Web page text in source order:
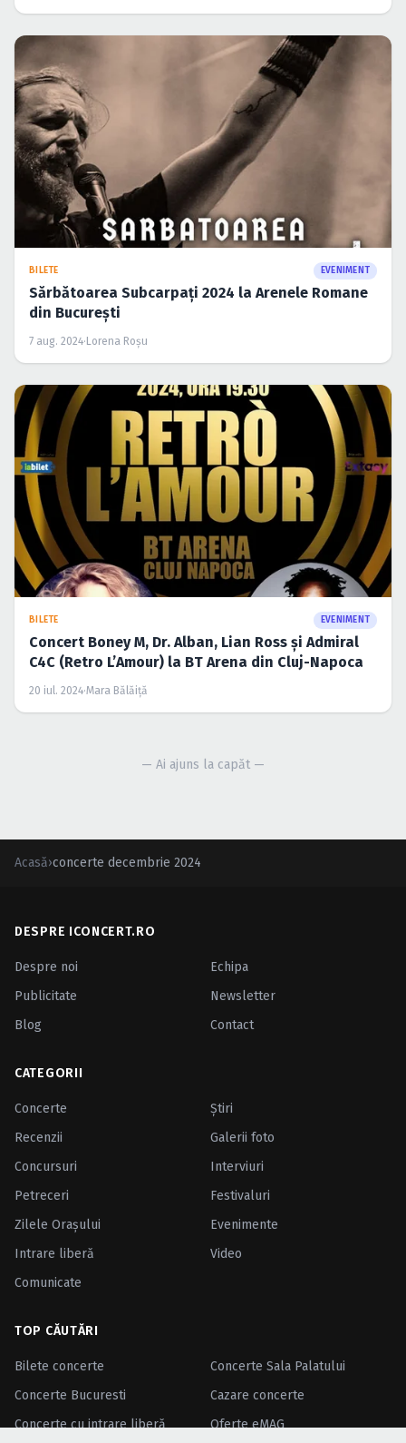
BILETE EVENIMENT
Sărbătoarea Subcarpați 2024 la Arenele Romane
din București
7 aug. 2024· Lorena Roșu
BILETE EVENIMENT
Concert Boney M, Dr. Alban, Lian Ross și Admiral
C4C (Retro L’Amour) la BT Arena din Cluj-Napoca
20 iul. 2024·Mara Bălăiță
— Ai ajuns la capăt —
Acasă›concerte decembrie 2024
DESPRE ICONCERT.RO
Despre noi
Echipa
Publicitate
Newsletter
Blog
Contact
CATEGORII
Concerte
Ştiri
Recenzii
Galerii foto
Concursuri
Interviuri
Petreceri
Festivaluri
Zilele Oraşului
Evenimente
Intrare liberă
Video
Comunicate
TOP CĂUTĂRI
Bilete concerte
Concerte Sala Palatului
Concerte Bucuresti
Cazare concerte
Concerte cu intrare liberă
Oferte eMAG